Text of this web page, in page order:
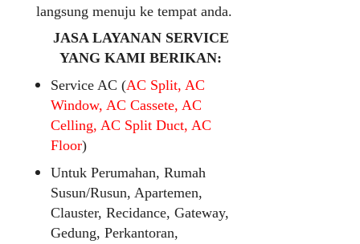
langsung menuju ke tempat anda.
JASA LAYANAN SERVICE
YANG KAMI BERIKAN:
Service AC (AC Split, AC
Window, AC Cassete, AC
Celling, AC Split Duct, AC
Floor)
Untuk Perumahan, Rumah
Susun/Rusun, Apartemen,
Clauster, Recidance, Gateway,
Gedung, Perkantoran,